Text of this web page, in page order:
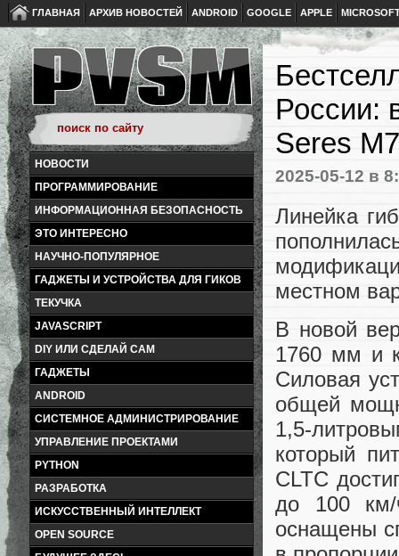
ГЛАВНАЯ АРХИВ НОВОСТЕЙ ANDROID GOOGLE APPLE
НОВОСТИ
ПРОГРАММИРОВАНИЕ
ИНФОРМАЦИОННАЯ БЕЗОПАСНОСТЬ
ЭТО ИНТЕРЕСНО
НАУЧНО-ПОПУЛЯРНОЕ
ГАДЖЕТЫ И УСТРОЙСТВА ДЛЯ ГИКОВ
ТЕКУЧКА
JAVASCRIPT
DIY ИЛИ СДЕЛАЙ САМ
ГАДЖЕТЫ
ANDROID
СИСТЕМНОЕ АДМИНИСТРИРОВАНИЕ
УПРАВЛЕНИЕ ПРОЕКТАМИ
PYTHON
РАЗРАБОТКА
ИСКУССТВЕННЫЙ ИНТЕЛЛЕКТ
OPEN SOURCE
России:
Seres M7
2025-05-12 в
Линейка
местном
В новой
1760 мм и
Силовая
общей
1,5-
который
CLTC
до 100 км/
оснащены